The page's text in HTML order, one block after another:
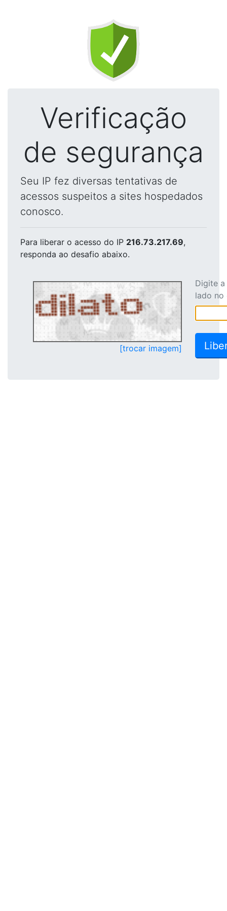
Verificação
de segurança
Seu IP fez diversas tentativas de
acessos suspeitos a sites hospedados
conosco.
Para liberar o acesso do IP 216.73.217.69,
responda ao desafio abaixo.
[trocar imagem]
Digite
lado no